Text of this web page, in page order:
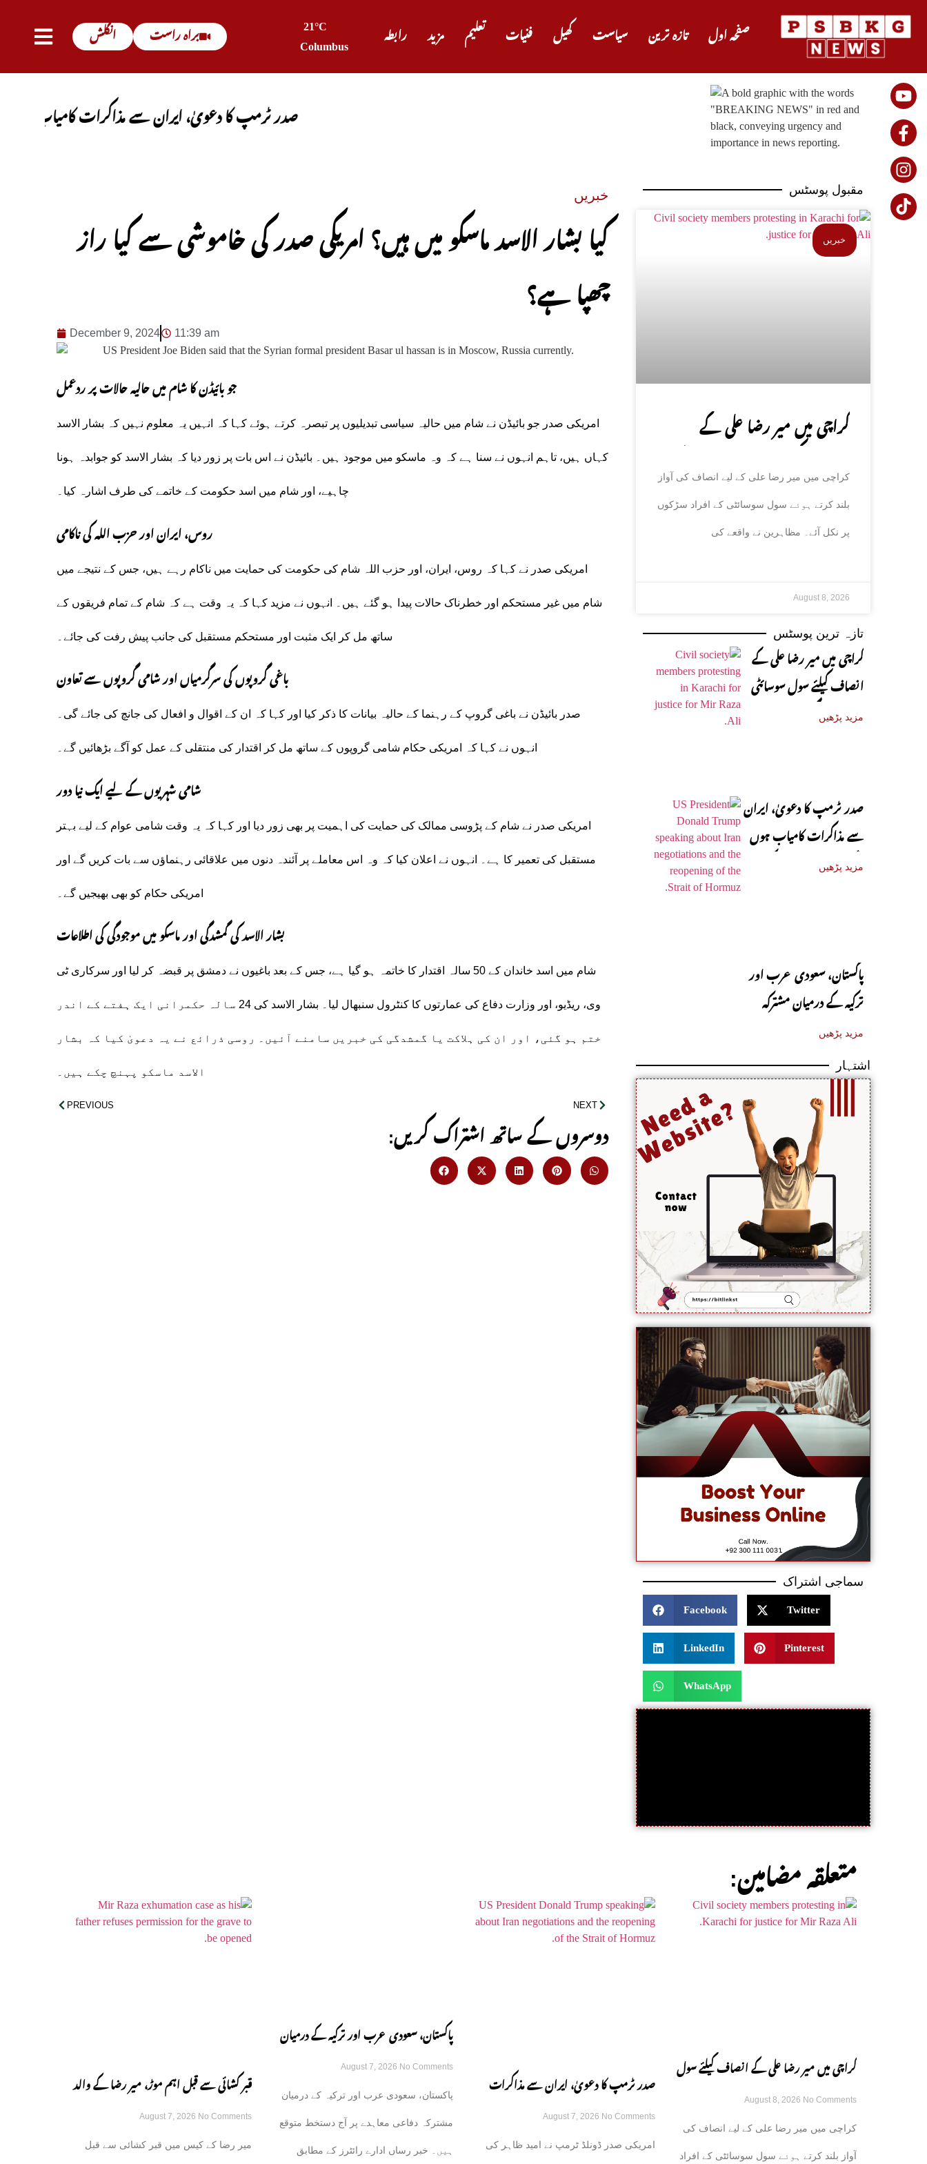
انگلش براہ راست
21°C
Columbus
رابطہ مزید تعلیم فنیات کھیل سیاست تازہ ترین صفحہ اول
صدر ٹرمپ کا دعویٰ، ایران سے مذاکرات کامیاب ہوں گے،
خبریں
کیا بشار الاسد ماسکو میں ہیں؟ امریکی صدر کی خاموشی سے کیا راز
چھپا ہے؟
December 9, 2024 11:39 am
جو بائیڈن کا شام میں حالیہ حالات پر ردعمل
امریکی صدر جو بائیڈن نے شام میں حالیہ سیاسی تبدیلیوں پر تبصرہ کرتے ہوئے کہا کہ انہیں یہ معلوم نہیں کہ بشار الاسد
کہاں ہیں، تاہم انہوں نے سنا ہے کہ وہ ماسکو میں موجود ہیں۔ بائیڈن نے اس بات پر زور دیا کہ بشار الاسد کو جوابدہ ہونا
چاہیے، اور شام میں اسد حکومت کے خاتمے کی طرف اشارہ کیا۔
روس، ایران اور حزب اللہ کی ناکامی
امریکی صدر نے کہا کہ روس، ایران، اور حزب اللہ شام کی حکومت کی حمایت میں ناکام رہے ہیں، جس کے نتیجے میں
شام میں غیر مستحکم اور خطرناک حالات پیدا ہو گئے ہیں۔ انہوں نے مزید کہا کہ یہ وقت ہے کہ شام کے تمام فریقوں کے
ساتھ مل کر ایک مثبت اور مستحکم مستقبل کی جانب پیش رفت کی جائے۔
باغی گروپوں کی سرگرمیاں اور شامی گروپوں سے تعاون
صدر بائیڈن نے باغی گروپ کے رہنما کے حالیہ بیانات کا ذکر کیا اور کہا کہ ان کے اقوال و افعال کی جانچ کی جائے گی۔
انہوں نے کہا کہ امریکی حکام شامی گروپوں کے ساتھ مل کر اقتدار کی منتقلی کے عمل کو آگے بڑھائیں گے۔
شامی شہریوں کے لیے ایک نیا دور
امریکی صدر نے شام کے پڑوسی ممالک کی حمایت کی اہمیت پر بھی زور دیا اور کہا کہ یہ وقت شامی عوام کے لیے بہتر
مستقبل کی تعمیر کا ہے۔ انہوں نے اعلان کیا کہ وہ اس معاملے پر آئندہ دنوں میں علاقائی رہنماؤں سے بات کریں گے اور
امریکی حکام کو بھی بھیجیں گے۔
بشار الاسد کی گمشدگی اور ماسکو میں موجودگی کی اطلاعات
شام میں اسد خاندان کے 50 سالہ اقتدار کا خاتمہ ہو گیا ہے، جس کے بعد باغیوں نے دمشق پر قبضہ کر لیا اور سرکاری ٹی
وی، ریڈیو، اور وزارت دفاع کی عمارتوں کا کنٹرول سنبھال لیا۔ بشار الاسد کی 24 سالہ حکمرانی ایک ہفتے کے اندر
ختم ہو گئی، اور ان کی ہلاکت یا گمشدگی کی خبریں سامنے آئیں۔ روسی ذرائع نے یہ دعویٰ کیا کہ بشار
الاسد ماسکو پہنچ چکے ہیں۔
PREVIOUS NEXT
:دوسروں کے ساتھ اشتراک کریں
مقبول پوسٹس
خبریں
کراچی میں میر رضا علی کے
پر آ گئی
کراچی میں میر رضا علی کے لیے انصاف کی آواز
بلند کرتے ہوئے سول سوسائٹی کے افراد سڑکوں
پر نکل آئے۔ مظاہرین نے واقعے کی
August 8, 2026
تازہ ترین پوسٹس
کراچی میں میر رضا علی کے
انصاف کیلئے سول سوسائٹی
سڑکوں پر آ گئی
مزید پڑھیں
صدر ٹرمپ کا دعویٰ، ایران
سے مذاکرات کامیاب ہوں
گے، آبنائے ہرمز جلد کھل
مزید پڑھیں
پاکستان، سعودی عرب اور
ترکیہ کے درمیان مشترکہ
دفاعی معاہدہ آج متوقع
مزید پڑھیں
اشتہار
سماجی اشتراک
Facebook Twitter
LinkedIn Pinterest
WhatsApp
:متعلقہ مضامین
کراچی میں میر رضا علی کے انصاف کیلئے سول
سوسائٹی سڑکوں پر آ گئی
August 8, 2026 No Comments
کراچی میں میر رضا علی کے لیے انصاف کی
آواز بلند کرتے ہوئے سول سوسائٹی کے افراد
صدر ٹرمپ کا دعویٰ، ایران سے مذاکرات
کامیاب ہوں گے، آبنائے ہرمز جلد کھل جائے
August 7, 2026 No Comments
امریکی صدر ڈونلڈ ٹرمپ نے امید ظاہر کی
پاکستان، سعودی عرب اور ترکیہ کے درمیان
مشترکہ دفاعی معاہدہ آج متوقع
August 7, 2026 No Comments
پاکستان، سعودی عرب اور ترکیہ کے درمیان
مشترکہ دفاعی معاہدے پر آج دستخط متوقع
ہیں۔ خبر رساں ادارے رائٹرز کے مطابق
قبر کشائی سے قبل اہم موڑ، میر رضا کے والد
نے اجازت دینے سے انکار کر دیا
August 7, 2026 No Comments
میر رضا کے کیس میں قبر کشائی سے قبل